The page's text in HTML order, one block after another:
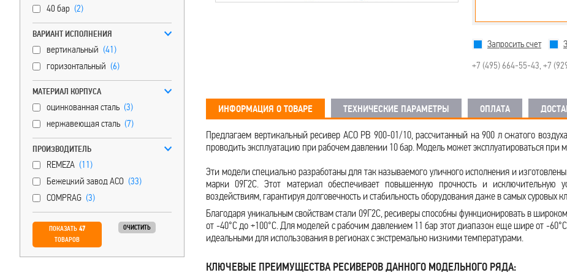
40 бар (2)
ВАРИАНТ ИСПОЛНЕНИЯ
вертикальный (41)
горизонтальный (6)
МАТЕРИАЛ КОРПУСА
оцинкованная сталь (3)
нержавеющая сталь (7)
ПРОИЗВОДИТЕЛЬ
REMEZA (11)
Бежецкий завод АСО (33)
COMPRAG (3)
ПОКАЗАТЬ47
ТОВАРОВ
ОЧИСТИТЬ
Запросить счет
+7 (495) 664-55-43, +7
ИНФОРМАЦИЯ О ТОВАРЕ ТЕХНИЧЕСКИЕ ПАРАМЕТРЫ ОПЛАТА
Предлагаем вертикальный ресивер АСО РВ 900-01/10, рассчитанный на 900 л сжатого
проводить эксплуатацию при рабочем давлении 10 бар. Модель может эксплуатироваться при
Эти модели специально разработаны для так называемого уличного исполнения и
марки 09Г2С. Этот материал обеспечивает повышенную прочность и исключительную
воздействиям, гарантируя долговечность и стабильность оборудования даже в самых суровых
Благодаря уникальным свойствам стали 09Г2С, ресиверы способны функционировать в
от -40°С до +100°С. Для моделей с рабочим давлением 11 бар этот диапазон еще шире от -
идеальными для использования в регионах с экстремально низкими температурами.
КЛЮЧЕВЫЕ ПРЕИМУЩЕСТВА РЕСИВЕРОВ ДАННОГО МОДЕЛЬНОГО РЯДА: